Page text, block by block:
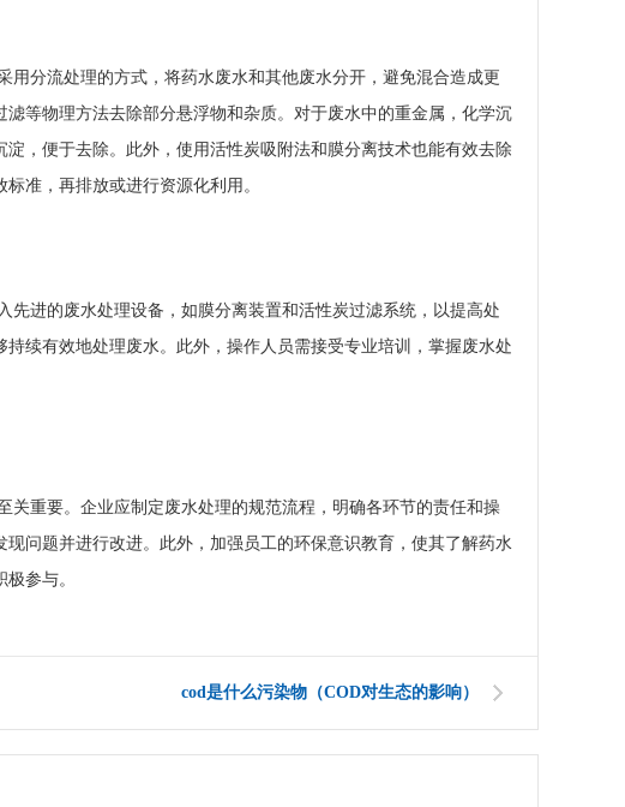
分流处理的方式，将药水废水和其他废水分开，避免混合造成更
等物理方法去除部分悬浮物和杂质。对于废水中的重金属，化学沉
，便于去除。此外，使用活性炭吸附法和膜分离技术也能有效去除
准，再排放或进行资源化利用。
进的废水处理设备，如膜分离装置和活性炭过滤系统，以提高处
续有效地处理废水。此外，操作人员需接受专业培训，掌握废水处
重要。企业应制定废水处理的规范流程，明确各环节的责任和操
问题并进行改进。此外，加强员工的环保意识教育，使其了解药水
参与。
cod是什么污染物（COD对生态的影响）